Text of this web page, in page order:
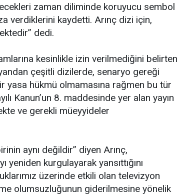
zaman diliminde koruyucu sembol
verdiklerini kaydetti. Arınç dizi için,
dedi.
kesinlikle izin verilmediğini belirten
çeşitli dizilerde, senaryo gereği
yasa hükmü olmamasına rağmen bu tür
Kanun’un 8. maddesinde yer alan yayın
ve gerekli müeyyideler
aynı değildir” diyen Arınç,
kurgulayarak yansıttığını
üzerinde etkili olan televizyon
olumsuzluğunun giderilmesine yönelik